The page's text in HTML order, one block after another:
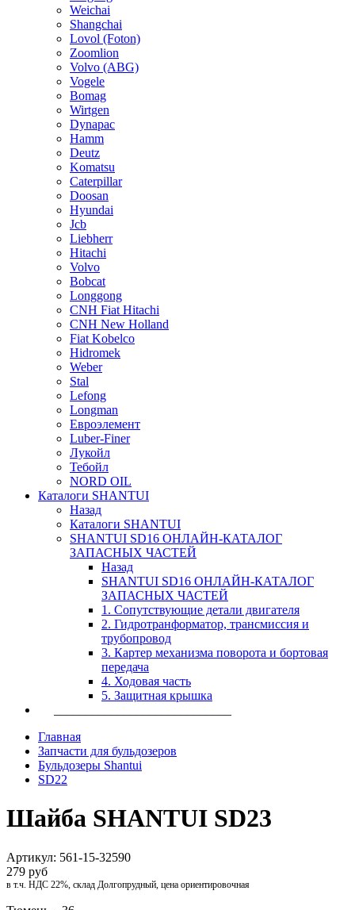
Weichai
Shangchai
Lovol (Foton)
Zoomlion
Volvo (ABG)
Vogele
Bomag
Wirtgen
Dynapac
Hamm
Deutz
Komatsu
Caterpillar
Doosan
Hyundai
Jcb
Liebherr
Hitachi
Volvo
Bobcat
Longgong
CNH Fiat Hitachi
CNH New Holland
Fiat Kobelco
Hidromek
Weber
Stal
Lefong
Longman
Евроэлемент
Luber-Finer
Лукойл
Тебойл
NORD OIL
Каталоги SHANTUI
Назад
Каталоги SHANTUI
SHANTUI SD16 ОНЛАЙН-КАТАЛОГ
ЗАПАСНЫХ ЧАСТЕЙ
Назад
SHANTUI SD16 ОНЛАЙН-КАТАЛОГ
ЗАПАСНЫХ ЧАСТЕЙ
1. Сопутствующие детали двигателя
2. Гидротранформатор, трансмиссия и
трубопровод
3. Картер механизма поворота и бортовая
передача
4. Ходовая часть
5. Защитная крышка
Главная
Запчасти для бульдозеров
Бульдозеры Shantui
SD22
Шайба SHANTUI SD23
Артикул: 561-15-32590
279 руб
в т.ч. НДС 22%, склад Долгопрудный, цена ориентировочная